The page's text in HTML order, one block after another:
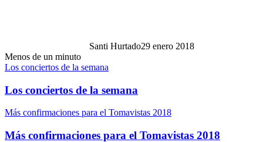
Santi Hurtado29 enero 2018
Menos de un minuto
Los conciertos de la semana
Los conciertos de la semana
Más confirmaciones para el Tomavistas 2018
Más confirmaciones para el Tomavistas 2018